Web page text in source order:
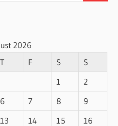
2026
T F S
S
1
2
6 7 8
9
13 14 15
16